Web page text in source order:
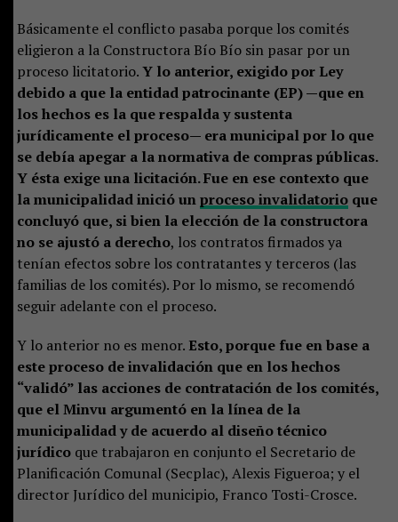
Básicamente el conflicto pasaba porque los comités
eligieron a la Constructora Bío Bío sin pasar por un
proceso licitatorio.Y lo anterior, exigido por Ley
debido a que la entidad patrocinante (EP) —que en
los hechos es la que respalda y sustenta
jurídicamente el proceso— era municipal por lo que
se debía apegar a la normativa de compras públicas.
Y ésta exige una licitación. Fue en ese contexto que
la municipalidad inició unproceso invalidatorioque
concluyó que, si bien la elección de la constructora
no se ajustó a derecho, los contratos firmados ya
tenían efectos sobre los contratantes y terceros (las
familias de los comités). Por lo mismo, se recomendó
seguir adelante con el proceso.
Y lo anterior no es menor. Esto, porque fue en base a
este proceso de invalidación que en los hechos
“validó” las acciones de contratación de los comités,
que el Minvu argumentó en la línea de la
municipalidad y de acuerdo al diseño técnico
jurídicoque trabajaron en conjunto el Secretario de
Planificación Comunal (Secplac), Alexis Figueroa; y el
director Jurídico del municipio, Franco Tosti-Crosce.